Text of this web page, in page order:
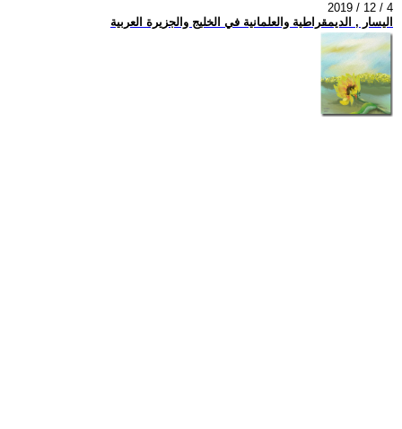
2019 / 12 / 4
اليسار , الديمقراطية والعلمانية في الخليج والجزيرة العربية